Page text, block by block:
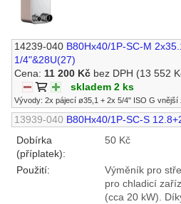
14239-040 B80Hx40/1P-SC-M
1/4"&28U(27)
Cena:11 200 Kč bez DPH (13 552
skladem 2 ks
Vývody: 2x pájecí ø35,1 + 2x 5/4" ISO G vnější
13939-040 B80Hx40/1P-SC-S
Dobírka
(příplatek):
50 Kč
Použití:
Výměník pro
pro chladicí
(cca 20 kW).